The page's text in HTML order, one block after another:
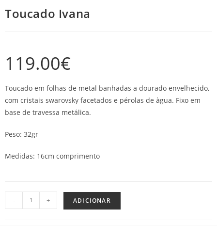
Toucado Ivana
119.00€
Toucado em folhas de metal banhadas a dourado envelhecido,
com cristais swarovsky facetados e pérolas de àgua. Fixo em
base de travessa metálica.
Peso: 32gr
Medidas: 16cm comprimento
- + ADICIONAR